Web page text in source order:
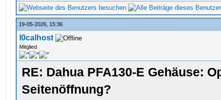
19-05-2026, 15:36
l0calhost
Mitglied
RE: Dahua PFA130-E Gehäuse:
Seitenöffnung?